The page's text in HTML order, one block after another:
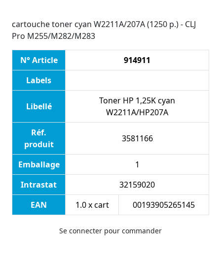
cartouche toner cyan W2211A/207A (1250 p.) - CLJ
Pro M255/M282/M283
N° Article
914911
Labels
Libellé
Toner HP 1,25K cyan
W2211A/HP207A
Réf.
produit
3581166
Emballage
1
Intrastat
32159020
EAN
1.0 x cart 00193905265145
Se connecter pour commander